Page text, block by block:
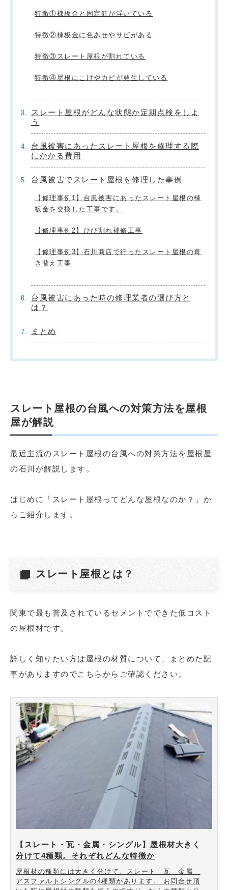
特徴①棟板金と固定釘が浮いている
特徴②棟板金に色あせやサビがある
特徴③スレート屋根が割れている
特徴④屋根にこけやカビが発生している
スレート屋根がどんな状態か定期点検をしよ
う
台風被害にあったスレート屋根を修理する際
にかかる費用
台風被害でスレート屋根を修理した事例
【修理事例1】台風被害にあったスレート屋根の棟
板金を交換した工事です。
【修理事例2】ひび割れ補修工事
【修理事例3】石川商店で行ったスレート屋根の葺
き替え工事
台風被害にあった時の修理業者の選び方と
は？
まとめ
スレート屋根の台風への対策方法を屋根
屋が解説
最近主流のスレート屋根の台風への対策方法を屋根屋
の石川が解説します。
はじめに「スレート屋根ってどんな屋根なのか？」か
らご紹介します。
スレート屋根とは？
関東で最も普及されているセメントでできた低コスト
の屋根材です。
詳しく知りたい方は屋根の材質について、まとめた記
事がありますのでこちらからご確認ください。
【スレート・瓦・金属・シングル】屋根材大きく
分けて4種類。それぞれどんな特徴か
屋根材の種類には大きく分けて、スレート 瓦 金属
アスファルトシングルの4種類があります。 お問合せ頂